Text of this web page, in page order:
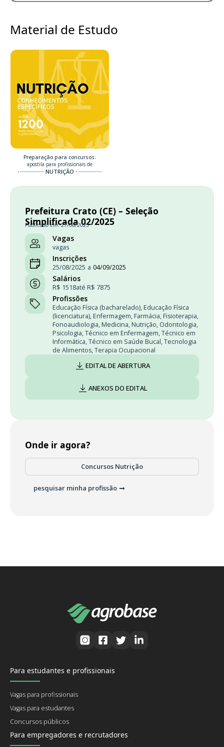
Material de Estudo
Preparação para concursos:
apostila para profissionais de
NUTRIÇÃO
Prefeitura Crato (CE) – Seleção
Simplificada 02/2025
Publicado em: 27/08/2025
Vagas
vagas
Inscrições
25/08/2025 a 04/09/2025
Salários
R$ 1518até R$ 7875
Profissões
Educação Física (bacharelado), Educação Física
(licenciatura), Enfermagem, Farmácia, Fisioterapia,
Fonoaudiologia, Medicina, Nutrição, Odontologia,
Psicologia,Técnico em Enfermagem,Técnico em
Informática,Técnico em Saúde Bucal,Tecnologia
de Alimentos,Terapia Ocupacional
EDITAL DE ABERTURA
ANEXOS DO EDITAL
Onde ir agora?
Concursos Nutrição
pesquisar minha profissão
Para estudantes e profissionais
Vagas para profissionais
Vagas para estudantes
Concursos públicos
Para empregadores e recrutadores